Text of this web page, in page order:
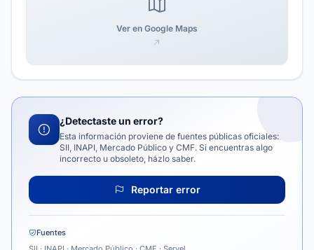
Ver en Google Maps
¿Detectaste un error?
Esta información proviene de fuentes públicas oficiales:
SII, INAPI, Mercado Público y CMF. Si encuentras algo
incorrecto u obsoleto, házlo saber.
Reportar error
Fuentes